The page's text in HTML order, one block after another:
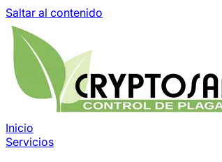
Saltar al contenido
Inicio
Servicios